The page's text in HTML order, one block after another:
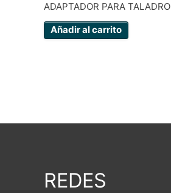
ADAPTADOR PARA TALADRO
Añadir al carrito
REDES